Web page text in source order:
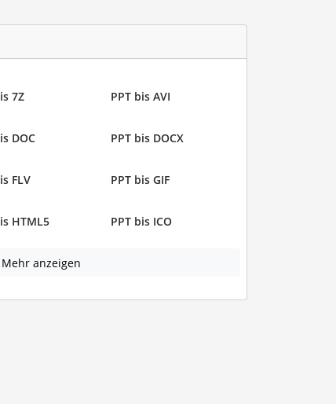
7Z PPT bis AVI
DOC PPT bis DOCX
FLV PPT bis GIF
HTML5 PPT bis ICO
Mehr anzeigen